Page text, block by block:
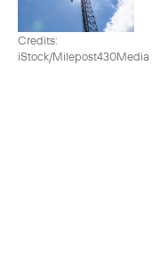
Credits:
iStock/Milepost430Media